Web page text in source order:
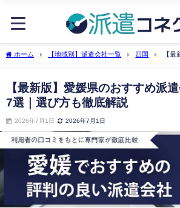
ホーム 【地域別】派遣会社一覧 四国
【最
【最新版】愛媛県のおすすめ派
7選｜選び方も徹底解説
2026年7月1日 2026年7月1日